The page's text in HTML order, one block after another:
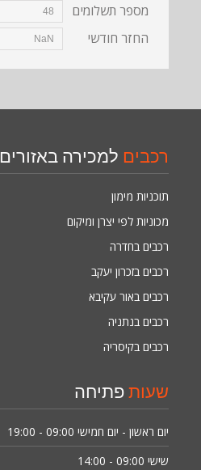
מספר תשלומים
החזר חודשי
רכבים למכירה באזורים
תוכניות מימון
מכוניות לפי יצרן ומיקום
רכבים בחדרה
רכבים בזכרון יעקב
רכבים באור עקיבא
רכבים בנתניה
רכבים בקיסריה
שעות פתיחה
09:00 - 19:00 יום ראשון - יום חמישי
09:00 - 14:00 שישי